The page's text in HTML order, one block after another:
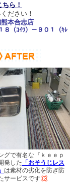
ちら！
ださい！
本合志店
８（ｺｲﾜ）－９０１（ｷﾚ
グで有名な『ｋｅｅｐ
発した 「おそうじレス
は素材の劣化を防ぎ防
サービスです